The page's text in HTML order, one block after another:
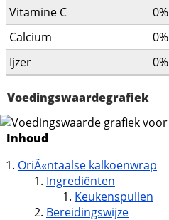
Vitamine C
0%
Calcium
0%
Ijzer
0%
Voedingswaardegrafiek
Inhoud
OriÃ«ntaalse kalkoenwrap
Ingrediënten
Keukenspullen
Bereidingswijze